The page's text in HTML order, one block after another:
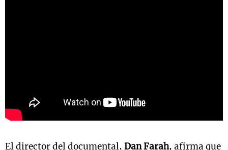
El director del documental, Dan Farah, afirma que